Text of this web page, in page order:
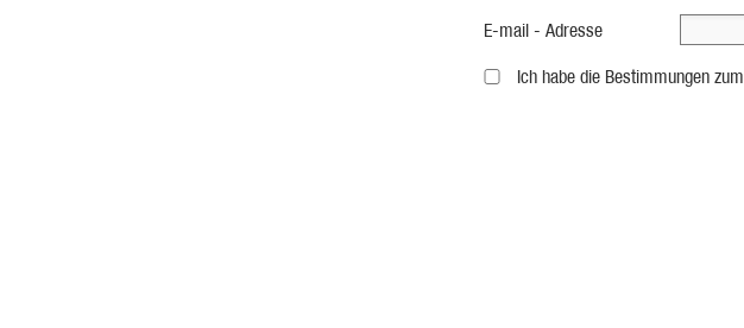
E-mail - Adresse
Ich habe die Bestimmungen zum